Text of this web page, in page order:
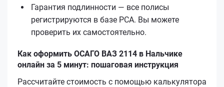
Гарантия подлинности — все полисы
регистрируются в базе РСА. Вы можете
проверить их самостоятельно.
Как оформить ОСАГО ВАЗ 2114 в Нальчике
онлайн за 5 минут: пошаговая инструкция
Рассчитайте стоимость с помощью калькулятора